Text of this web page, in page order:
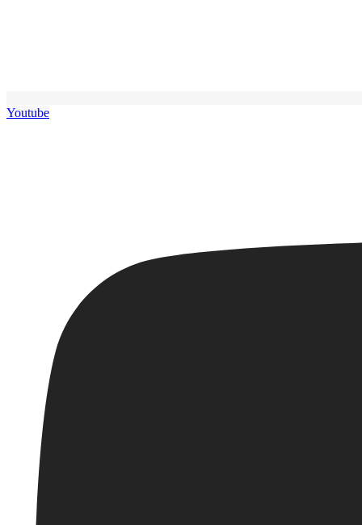
Youtube